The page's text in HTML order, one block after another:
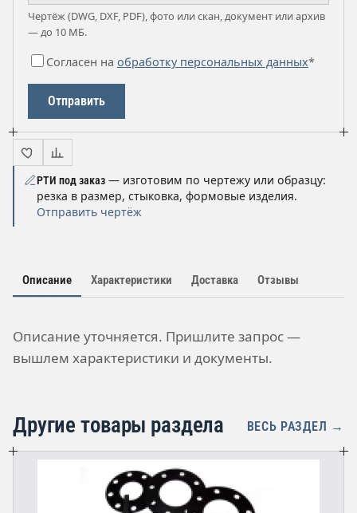
Чертёж (DWG, DXF, PDF), фото или скан, документ или архив
— до 10 МБ.
Согласен на обработку персональных данных*
Отправить
РТИ под заказ — изготовим по чертежу или образцу:
резка в размер, стыковка, формовые изделия.
Отправить чертёж
Описание Характеристики Доставка Отзывы
Описание уточняется. Пришлите запрос —
вышлем характеристики и документы.
Другие товары раздела ВЕСЬ РАЗДЕЛ →